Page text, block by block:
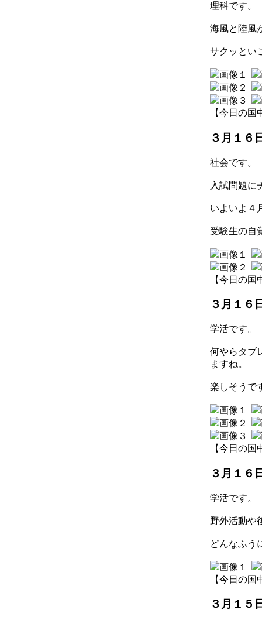
理科です。
海風と陸風
サクッとい
【今日の国
３月１
社会です。
入試問題に
いよいよ４
受験生の自
【今日の国
３月１
学活です。
何やらタブ
ますね。
楽しそうで
【今日の国
３月１
学活です。
野外活動や
どんなふう
【今日の国
３月１５